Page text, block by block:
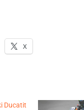
X
Ducatit